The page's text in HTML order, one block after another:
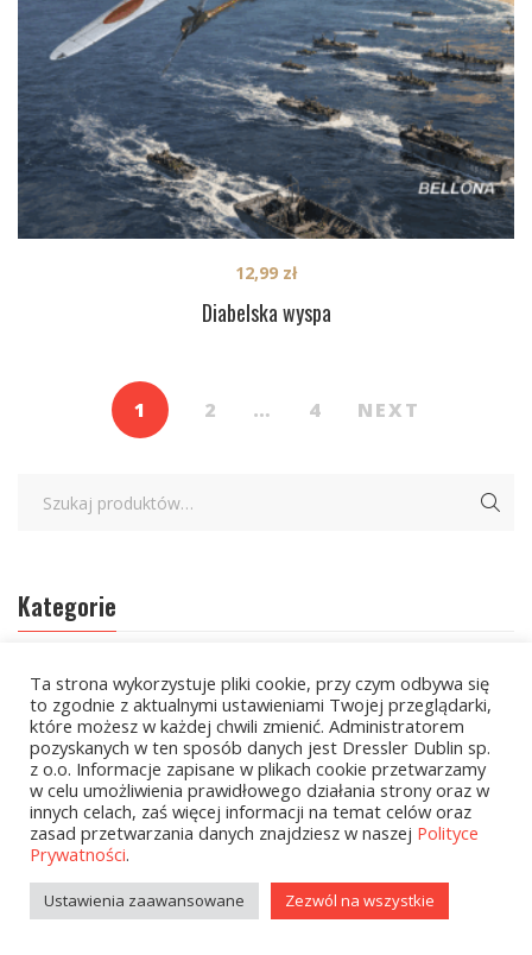
Diabelska wyspa
12,99 zł
1 2 … 4 NEXT
Kategorie
zobacz wszystkie
Kolekcje Biedronka
Kolekcje Biedronka - 16.02.2026
Wielcy Humaniści - 16.02.2026
Wielcy Humaniści – 02.03.2026
Kolekcje Biedronka - 16.03.2026
Ta strona wykorzystuje pliki cookie, przy czym odbywa się
to zgodnie z aktualnymi ustawieniami Twojej przeglądarki,
które możesz w każdej chwili zmienić. Administratorem
pozyskanych w ten sposób danych jest Dressler Dublin sp.
z o.o. Informacje zapisane w plikach cookie przetwarzamy
w celu umożliwienia prawidłowego działania strony oraz w
innych celach, zaś więcej informacji na temat celów oraz
zasad przetwarzania danych znajdziesz w naszej Polityce
Prywatności.
Ustawienia zaawansowane Zezwól na wszystkie